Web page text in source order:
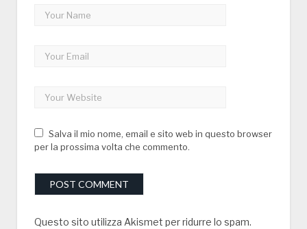
Salva il mio nome, email e sito web in questo browser
per la prossima volta che commento.
Questo sito utilizza Akismet per ridurre lo spam.